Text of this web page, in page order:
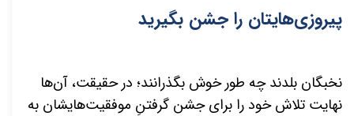
پیروزی‌هایتان را جشن بگیرید
نخبگان بلدند چه طور خوش بگذرانند؛ در حقیقت، آن‌ها
نهایت تلاش خود را برای جشن گرفتنِ موفقیت‌هایشان به